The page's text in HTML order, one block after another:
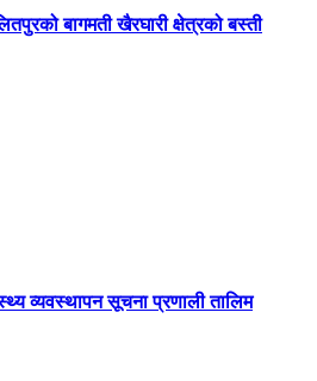
बागमती खैरघारी क्षेत्रको बस्ती
व्यवस्थापन सूचना प्रणाली तालिम